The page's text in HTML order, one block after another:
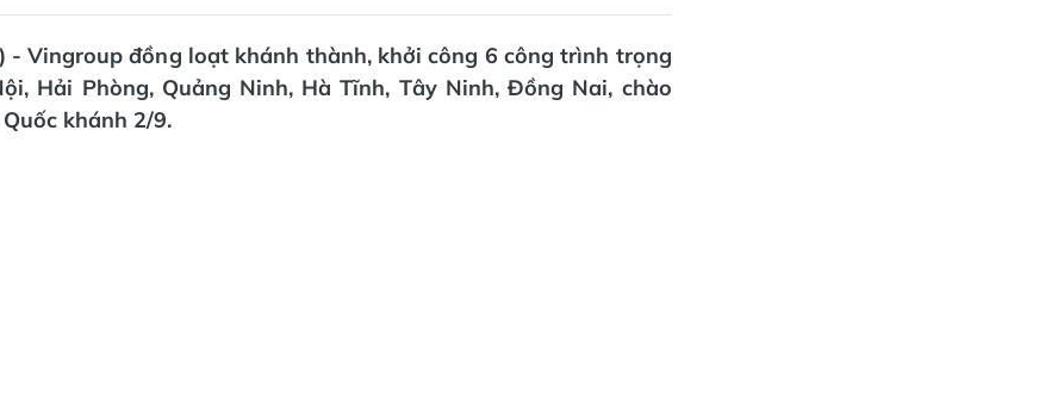
- Vingroup đồng loạt khánh thành, khởi công 6 công trình trọng
Hải Phòng, Quảng Ninh, Hà Tĩnh, Tây Ninh, Đồng Nai, chào
khánh 2/9.